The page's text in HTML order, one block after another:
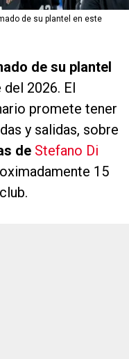
de su plantel en este
de su plantel
2026. El
promete tener
y salidas, sobre
de Stefano Di
15